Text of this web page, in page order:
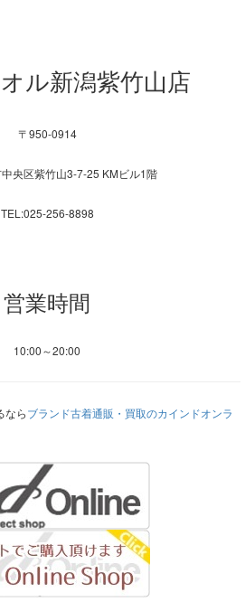
ル新潟紫竹山店
〒950-0914
央区紫竹山3-7-25 KMビル1階
TEL:025-256-8898
営業時間
10:00～20:00
ならブランド古着通販・買取のカインドオンラ